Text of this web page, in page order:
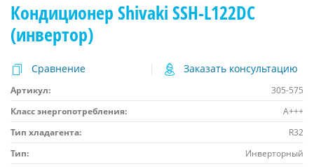
Кондиционер Shivaki SSH-L122DC
(инвертор)
Сравнение Заказать консультацию
Артикул:
305-575
Класс энергопотребления:
A+++
Тип хладагента:
R32
Тип:
Инверторный